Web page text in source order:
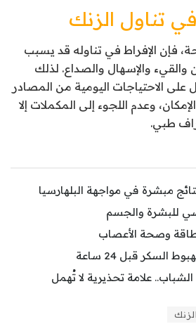
تناول الزنك
فإن الإفراط في تناوله قد يسبب
والقيء والإسهال والصداع. لذلك
الاحتياجات اليومية من المصادر
وعدم اللجوء إلى المكملات إلا
طبي.
مبشرة في مواجهة البلهارسيا
سي للبشرة والجسم
السكر قبل 24 ساعة
علامة تحذيرية لا تُهمل